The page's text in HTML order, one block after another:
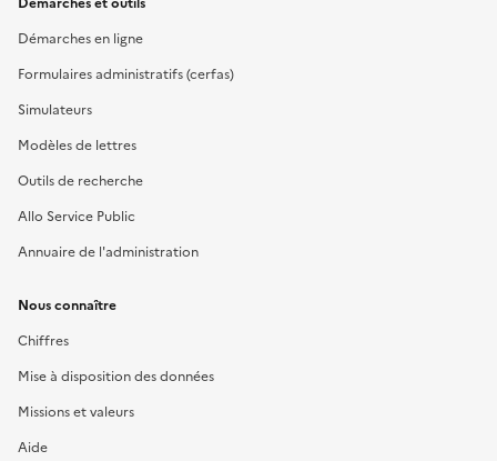
Démarches en ligne
Formulaires administratifs (cerfas)
Simulateurs
Modèles de lettres
Outils de recherche
Allo Service Public
Annuaire de l'administration
Nous connaître
Chiffres
Mise à disposition des données
Missions et valeurs
Aide